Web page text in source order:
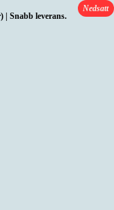
| Snabb leverans.
Nedsatt